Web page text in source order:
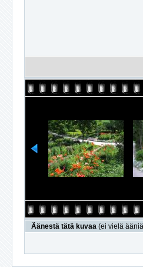
Äänestä tätä kuvaa (ei vielä